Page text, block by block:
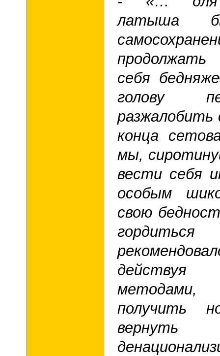
латыша
себя
голову
разжалобить
конца
мы,
вести себя
особым
свою
получить
вернуть